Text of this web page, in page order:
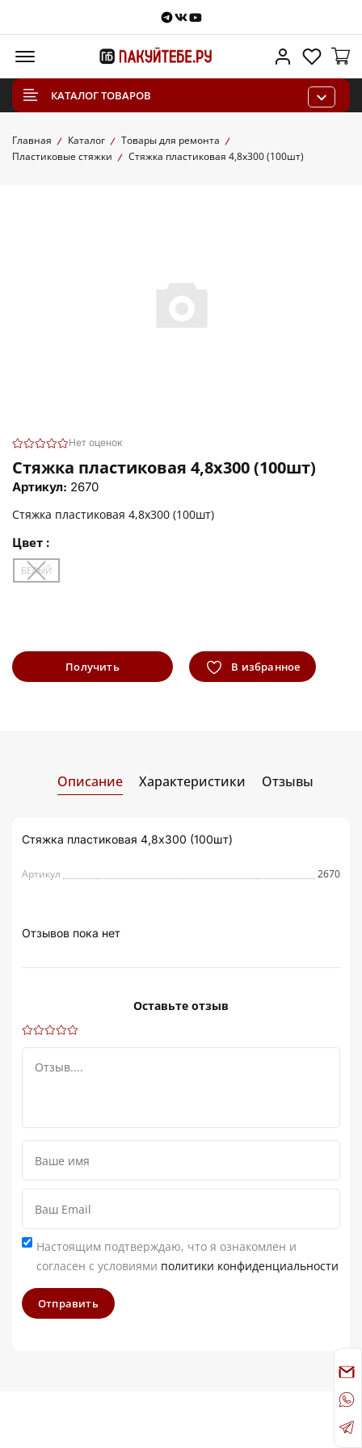
Telegram
VKontakte
Youtube
Личный
КАТАЛОГ ТОВАРОВ
Главная Каталог
Товары для ремонта
Пластиковые стяжки
Стяжка пластиковая 4,8х300 (100шт)
Нет оценок
Стяжка пластиковая 4,8х300 (100шт)
Артикул: 2670
Стяжка пластиковая 4,8х300 (100шт)
Цвет :
БЕЛЫЙ
Получить В избранное
Описание Характеристики Отзывы
Стяжка пластиковая 4,8х300 (100шт)
Артикул 2670
Отзывов пока нет
Оставьте отзыв
Настоящим подтверждаю, что я ознакомлен и
согласен с условиями политики конфиденциальности
Отправить